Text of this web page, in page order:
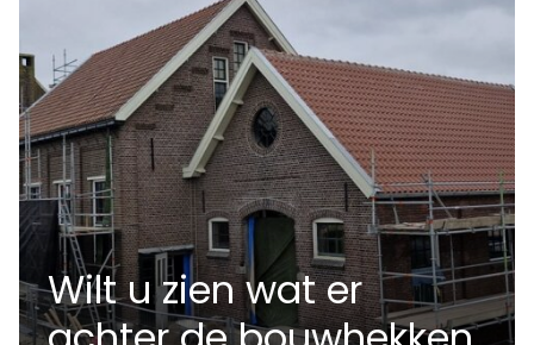
Wilt u zien wat er